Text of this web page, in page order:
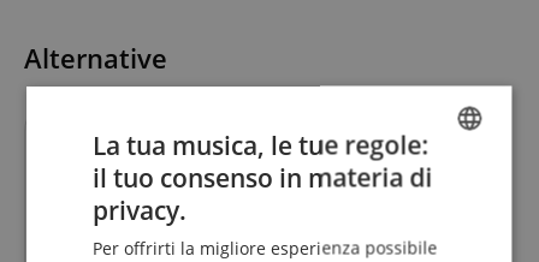
Alternative
ENGLISH
La tua musica, le tue regole:
il tuo consenso in materia di
privacy.
Per offrirti la migliore esperienza possibile